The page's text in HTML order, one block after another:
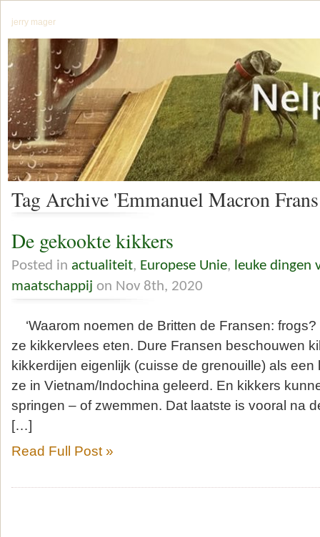
jerry mager
Tag Archive 'Emmanuel Macron
De gekookte kikkers
Posted in actualiteit, Europese Unie, leuke dingen
maatschappij on Nov 8th, 2020
‘Waarom noemen de Britten de Fransen: frogs?
ze kikkervlees eten. Dure Fransen beschouwen
kikkerdijen eigenlijk (cuisse de grenouille) als een
ze in Vietnam/Indochina geleerd. En kikkers
springen – of zwemmen. Dat laatste is vooral na
[…]
Read Full Post »